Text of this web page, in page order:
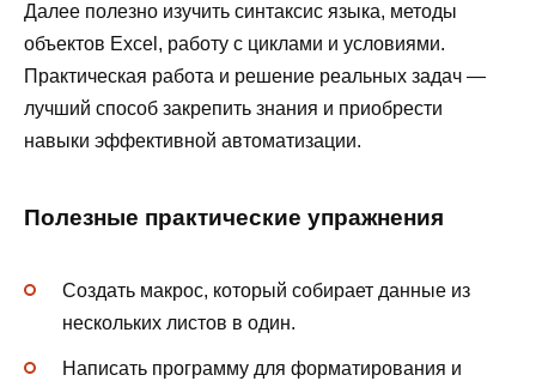
Далее полезно изучить синтаксис языка, методы
объектов Excel, работу с циклами и условиями.
Практическая работа и решение реальных задач —
лучший способ закрепить знания и приобрести
навыки эффективной автоматизации.
Полезные практические упражнения
Создать макрос, который собирает данные из
нескольких листов в один.
Написать программу для форматирования и